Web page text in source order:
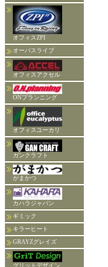
オフィスZPI
オーパスライブ
オフィスアクセル
ONプランニング
オフィスユーカリ
ガンクラフト
がまかつ
カハラジャパン
ギミック
キラーヒート
GRAYZグレイズ
グリットデザイン